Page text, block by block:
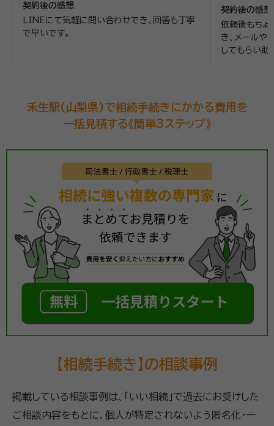
契約後の感想
LINEにて気軽に問い合わせでき、回答も丁寧
で早いです。
契約後の感想
依頼後もちょ
き、メールや
してもらい助
禾生駅(山梨県)で相続手続きにかかる費用を
一括見積する《簡単3ステップ》
【相続手続き】の相談事例
掲載している相談事例は、「いい相続」で過去にお受けした
ご相談内容をもとに、個人が特定されないよう匿名化・一